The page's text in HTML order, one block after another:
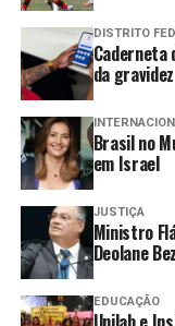
A declaração foi
que incluiu os
classificatório e a
programação.
“Temos
mais
Latina.
DISTRITO
Caderneta
da gravidez
Brasil no
em Israel
JUSTIÇA
Ministro
Deolane
EDUCAÇÃO